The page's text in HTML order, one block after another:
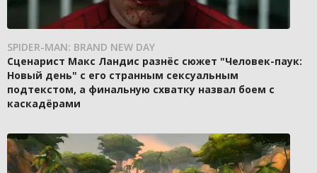
SPIDER-MAN: BRAND NEW DAY
Сценарист Макс Ландис разнёс сюжет "Человек-паук:
Новый день" с его странным сексуальным
подтекстом, а финальную схватку назвал боем с
каскадёрами